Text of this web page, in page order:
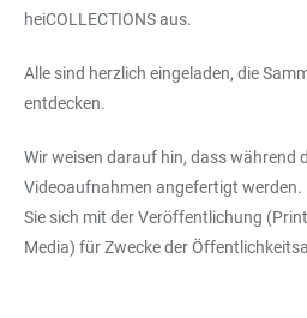
heiCOLLECTIONS aus.
Alle sind herzlich eingeladen, die
entdecken.
Wir weisen darauf hin, dass während
Videoaufnahmen angefertigt werden.
Sie sich mit der Veröffentlichung
Media) für Zwecke der